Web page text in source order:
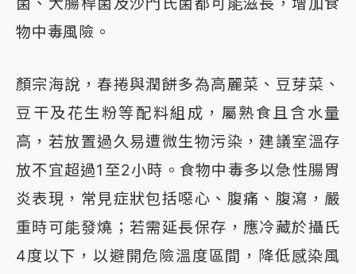
物中毒風險。
顏宗海說，春捲與潤餅多為高麗菜、豆芽菜、
豆干及花生粉等配料組成，屬熟食且含水量
高，若放置過久易遭微生物污染，建議室溫存
放不宜超過1至2小時。食物中毒多以急性腸胃
炎表現，常見症狀包括噁心、腹痛、腹瀉，嚴
重時可能發燒；若需延長保存，應冷藏於攝氏
4度以下，以避開危險溫度區間，降低感染風